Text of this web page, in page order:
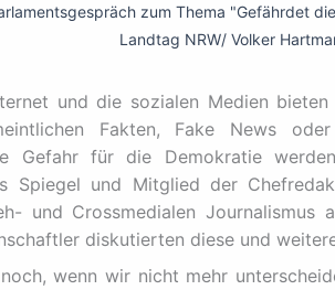
zum Thema "Gefährdet
Landtag NRW/ Volker
und die sozialen Medien
Fakten, Fake News
Gefahr für die Demokratie
Spiegel und Mitglied der
und Crossmedialen
diskutierten diese und
wenn wir nicht mehr